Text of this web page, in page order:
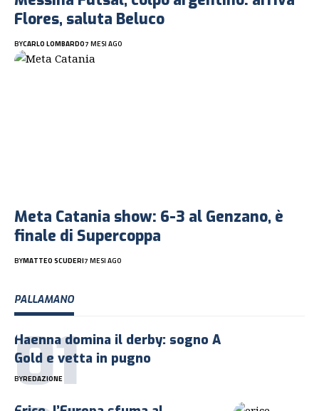
Flores, saluta Beluco
BYCARLO LOMBARDO7 MESI AGO
Meta Catania show: 6-3 al Genzano, è
finale di Supercoppa
BYMATTEO SCUDERI7 MESI AGO
PALLAMANO
Haenna domina il derby: sogno A
Gold e vetta in pugno
BYREDAZIONE